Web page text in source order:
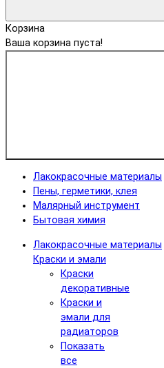
Корзина
Ваша корзина пуста!
Лакокрасочные материалы
Пены, герметики, клея
Малярный инструмент
Бытовая химия
Лакокрасочные материалы
Краски и эмали
Краски
декоративные
Краски и
эмали для
радиаторов
Показать
все